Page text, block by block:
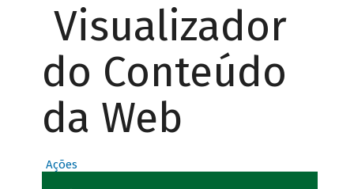
Visualizador
do Conteúdo
da Web
Ações